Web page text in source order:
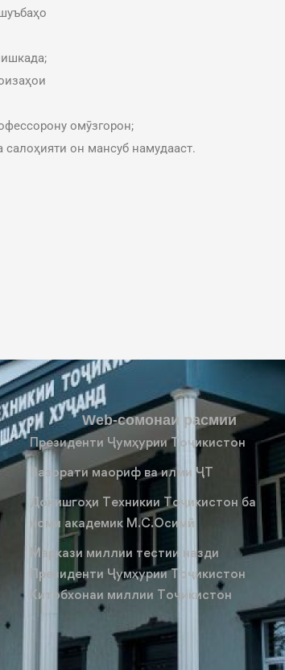
омӯзгорон;
он мансуб намудааст.
Web-сомонаи расмии
Президенти Ҷумҳурии Тоҷикистон
Вазорати маориф ва илми ҶТ
Донишгоҳи Техникии Тоҷикистон ба
номи академик М.С.Осимӣ
Маркази миллии тестии назди
Президенти Ҷумҳурии Тоҷикистон
Китобхонаи миллии Тоҷикистон